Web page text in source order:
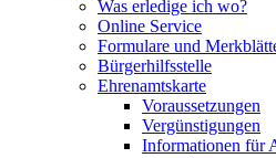
Was erledige ich wo?
Online Service
Formulare und
Bürgerhilfsstelle
Ehrenamtskarte
Voraussetzungen
Vergünstigungen
Informationen für